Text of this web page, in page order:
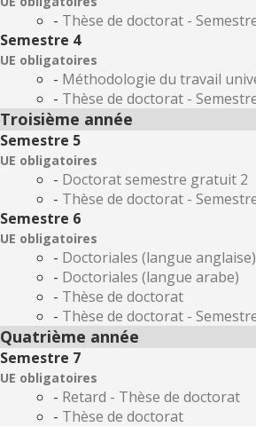
- Thèse de doctorat -
Semestre 4
UE obligatoires
- Méthodologie du travail
- Thèse de doctorat -
Troisième année
Semestre 5
UE obligatoires
- Doctorat semestre gratuit 2
- Thèse de doctorat -
Semestre 6
UE obligatoires
- Doctoriales (langue anglaise)
- Doctoriales (langue arabe)
- Thèse de doctorat
- Thèse de doctorat -
Quatrième année
Semestre 7
UE obligatoires
- Retard - Thèse de doctorat
- Thèse de doctorat